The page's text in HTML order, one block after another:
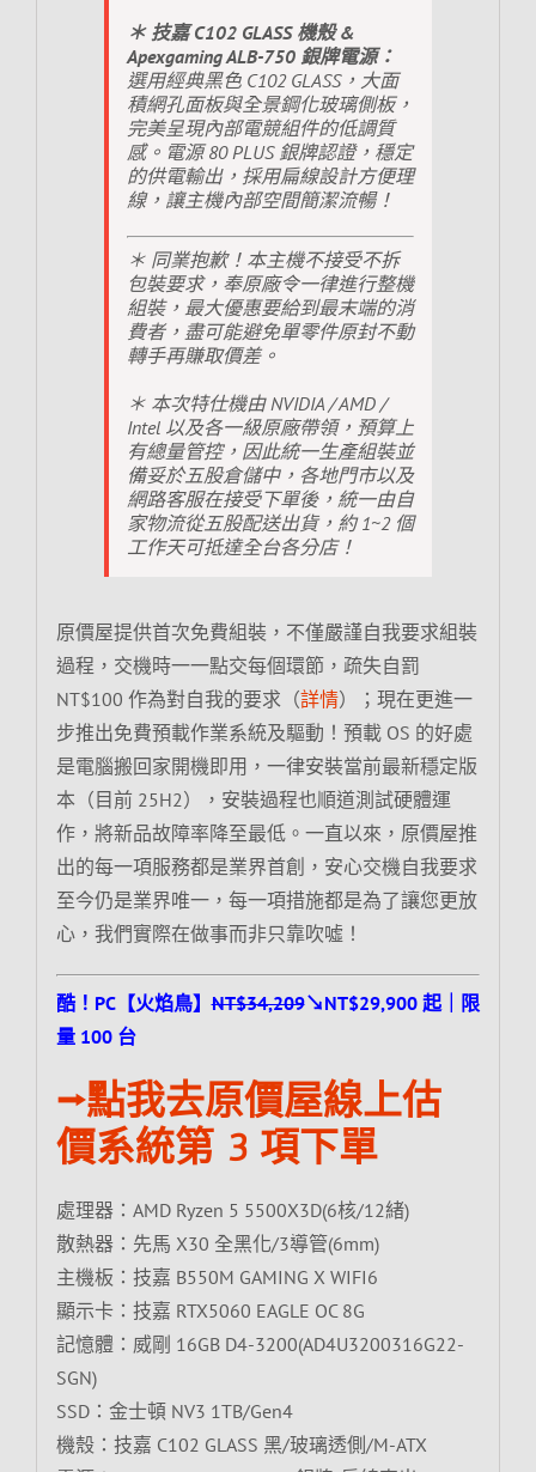
＊ 技嘉 C102 GLASS 機殼 &
Apexgaming ALB-750 銀牌電源：
選用經典黑色 C102 GLASS，大面
積網孔面板與全景鋼化玻璃側板，
完美呈現內部電競組件的低調質
感。電源 80 PLUS 銀牌認證，穩定
的供電輸出，採用扁線設計方便理
線，讓主機內部空間簡潔流暢！
＊ 同業抱歉！本主機不接受不拆
包裝要求，奉原廠令一律進行整機
組裝，最大優惠要給到最末端的消
費者，盡可能避免單零件原封不動
轉手再賺取價差。
＊ 本次特仕機由 NVIDIA / AMD /
Intel 以及各一級原廠帶領，預算上
有總量管控，因此統一生產組裝並
備妥於五股倉儲中，各地門市以及
網路客服在接受下單後，統一由自
家物流從五股配送出貨，約 1~2 個
工作天可抵達全台各分店！
原價屋提供首次免費組裝，不僅嚴謹自我要求組裝
過程，交機時一一點交每個環節，疏失自罰
NT$100 作為對自我的要求（詳情）；現在更進一
步推出免費預載作業系統及驅動！預載 OS 的好處
是電腦搬回家開機即用，一律安裝當前最新穩定版
本（目前 25H2），安裝過程也順道測試硬體運
作，將新品故障率降至最低。一直以來，原價屋推
出的每一項服務都是業界首創，安心交機自我要求
至今仍是業界唯一，每一項措施都是為了讓您更放
心，我們實際在做事而非只靠吹噓！
酷！PC【火焰鳥】NT$34,209↘NT$29,900 起｜限
量 100 台
⭢點我去原價屋線上估
價系統第 3 項下單
處理器：AMD Ryzen 5 5500X3D(6核/12緒)
散熱器：先馬 X30 全黑化/3導管(6mm)
主機板：技嘉 B550M GAMING X WIFI6
顯示卡：技嘉 RTX5060 EAGLE OC 8G
記憶體：威剛 16GB D4-3200(AD4U3200316G22-
SGN)
SSD：金士頓 NV3 1TB/Gen4
機殼：技嘉 C102 GLASS 黑/玻璃透側/M-ATX